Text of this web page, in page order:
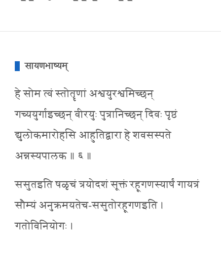
सायणभाष्यम्
हे सोम त्वं स्तोतॄणां अश्वयुरश्वमिच्छन्
गच्ययुर्गाइच्छन् वीरयुः पुत्रानिच्छन् दिवः पृष्ठं
द्युलोकमारोहसि आहुतिद्वारा हे शवसस्पते
अन्नस्यपालक ॥ ६ ॥
ससुतइति षळृचं त्रयोदशं सूक्तं रहूगणस्यार्षं गायत्रं
सौम्यं अनुक्रमयतेच-ससुतोरहूगणइति ।
गतोविनियोगः ।